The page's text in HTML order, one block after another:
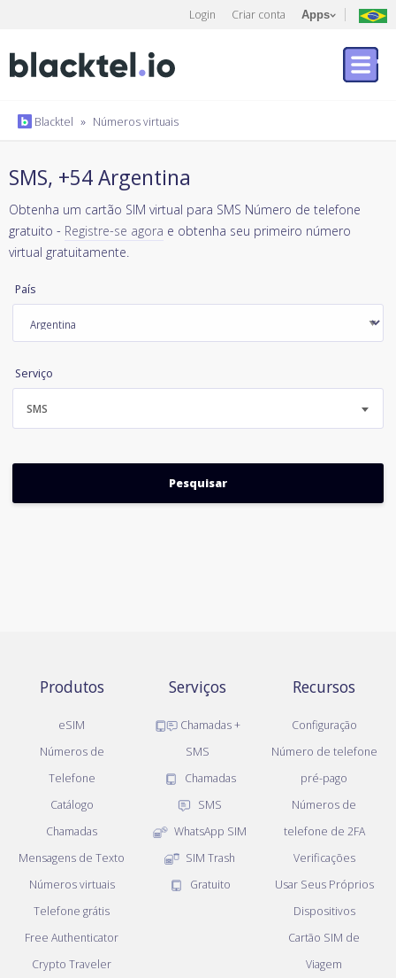
Login Criar conta Apps
Blacktel » Números virtuais
SMS, +54 Argentina
Obtenha um cartão SIM virtual para SMS Número de telefone
gratuito - Registre-se agora e obtenha seu primeiro número
virtual gratuitamente.
País
Serviço
SMS
Produtos
eSIM
Números de
Telefone
Catálogo
Chamadas
Mensagens de Texto
Números virtuais
Telefone grátis
Free Authenticator
Crypto Traveler
Serviços
Chamadas +
SMS
Chamadas
SMS
WhatsApp SIM
SIM Trash
Gratuito
Recursos
Configuração
Número de telefone
pré-pago
Números de
telefone de 2FA
Verificações
Usar Seus Próprios
Dispositivos
Cartão SIM de
Viagem